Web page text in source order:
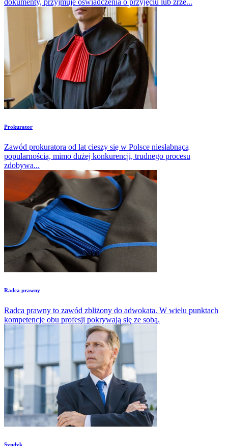
dokumenty, przyjmuje oświadczenia o przyjęciu lub zrze...
Prokurator
Zawód prokuratora od lat cieszy się w Polsce niesłabnącą
popularnością, mimo dużej konkurencji, trudnego procesu
zdobywa...
Radca prawny
Radca prawny to zawód zbliżony do adwokata. W wielu punktach
kompetencje obu profesji pokrywają się ze sobą.
Syndyk